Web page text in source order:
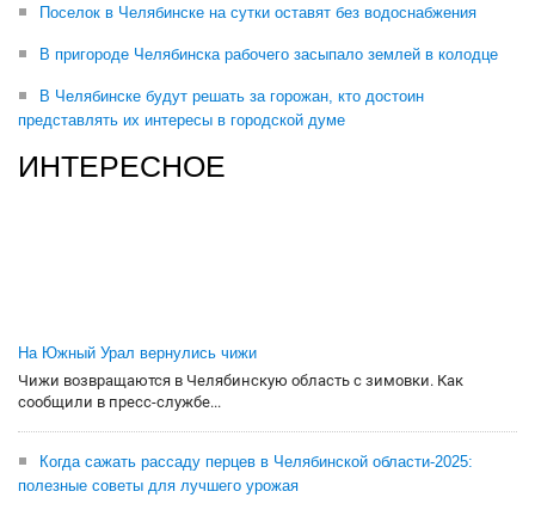
Поселок в Челябинске на сутки оставят без водоснабжения
В пригороде Челябинска рабочего засыпало землей в колодце
В Челябинске будут решать за горожан, кто достоин
представлять их интересы в городской думе
ИНТЕРЕСНОЕ
На Южный Урал вернулись чижи
Чижи возвращаются в Челябинскую область с зимовки. Как
сообщили в пресс-службе...
Когда сажать рассаду перцев в Челябинской области-2025:
полезные советы для лучшего урожая